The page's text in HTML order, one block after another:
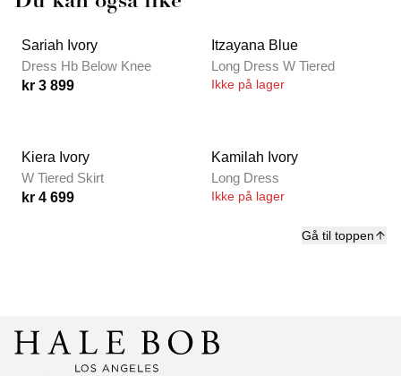
Gå til toppen
Sariah Ivory
Dress Hb Below Knee
kr 3 899
Itzayana Blue
Long Dress W Tiered
Ikke på lager
Kiera Ivory
W Tiered Skirt
kr 4 699
Kamilah Ivory
Long Dress
Ikke på lager